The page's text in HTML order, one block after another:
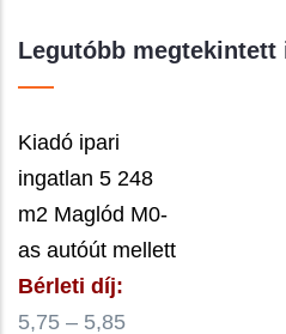
Legutóbb megtekintett
Kiadó ipari
ingatlan 5 248
m2 Maglód M0-
as autóút mellett
Bérleti díj:
5,75 – 5,85